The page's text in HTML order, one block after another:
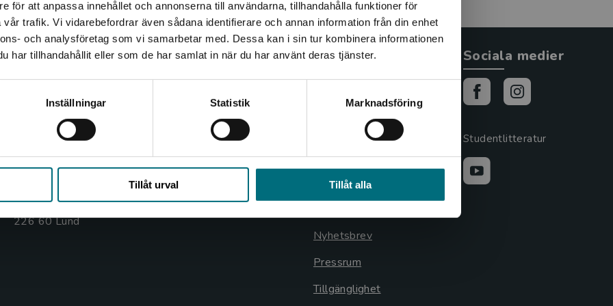
för att anpassa innehållet och annonserna till användarna, tillhandahålla funktioner för
trafik. Vi vidarebefordrar även sådana identifierare och annan information från din enhet
och analysföretag som vi samarbetar med. Dessa kan i sin tur kombinera informationen
har tillhandahållit eller som de har samlat in när du har använt deras tjänster.
Inställningar Statistik Marknadsföring
Tillåt urval Tillåt alla
Det verkar som att du besöker nyponochviljaforlag.se via
en enhet utanför Sverige. Vi erbjuder inte leveranser
utanför Sverige. För att kunna slutföra ett köp måste
leveransadressen vara i Sverige.
Kontakta oss
Box 141
221 00 Lund
Åkergränden 1
226 60 Lund
Kundservice
Frågor och svar
Köpvillkor
Allmänna länkar
Cookieinställningar
GDPR och
personuppgifter
Nyhetsbrev
Pressrum
Tillgänglighet
Sociala medier
Studentlitteratur